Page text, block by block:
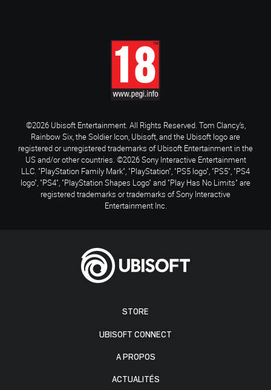
STORE
UBISOFT CONNECT
A PROPOS
ACTUALITÉS
©2026 Ubisoft Entertainment. All Rights Reserved. Tom Clancy’s,
Rainbow Six, the Soldier Icon, Ubisoft, and the Ubisoft logo are
registered or unregistered trademarks of Ubisoft Entertainment in the
US and/or other countries. ©2026 Sony Interactive Entertainment
LLC. "PlayStation Family Mark", "PlayStation", "PS5 logo", "PS5", "PS4
logo", "PS4", "PlayStation Shapes Logo" and "Play Has No Limits" are
registered trademarks or trademarks of Sony Interactive
Entertainment Inc.